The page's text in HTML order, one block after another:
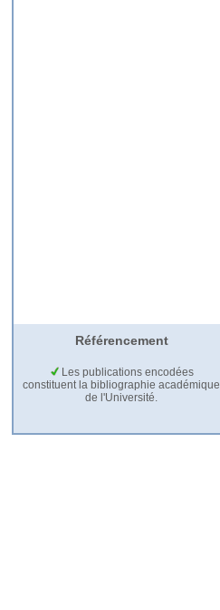
Référencement
Les publications encodées
constituent la bibliographie académique
de l'Université.